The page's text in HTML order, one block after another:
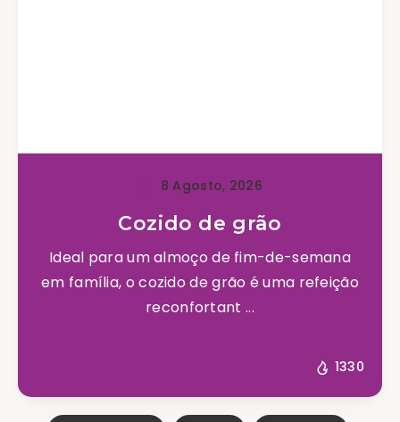
8 Agosto, 2026
Cozido de grão
Ideal para um almoço de fim-de-semana
em família, o cozido de grão é uma refeição
reconfortant ...
1330